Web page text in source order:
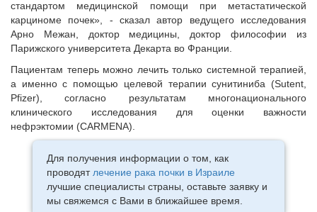
стандартом медицинской помощи при метастатической
карциноме почек», - сказал автор ведущего исследования
Арно Межан, доктор медицины, доктор философии из
Парижского университета Декарта во Франции.
Пациентам теперь можно лечить только системной терапией,
а именно с помощью целевой терапии сунитиниба (Sutent,
Pfizer), согласно результатам многонационального
клинического исследования для оценки важности
нефрэктомии (CARMENA).
Для получения информации о том, как
проводят лечение рака почки в Израиле
лучшие специалисты страны, оставьте заявку и
мы свяжемся с Вами в ближайшее время.